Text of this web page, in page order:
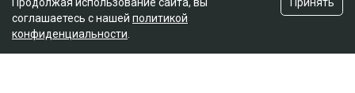
соглашаетесь с нашей политикой
конфиденциальности